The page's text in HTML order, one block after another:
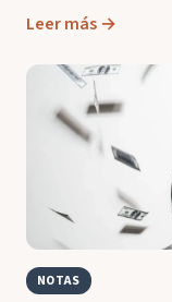
Leer más →
NOTAS